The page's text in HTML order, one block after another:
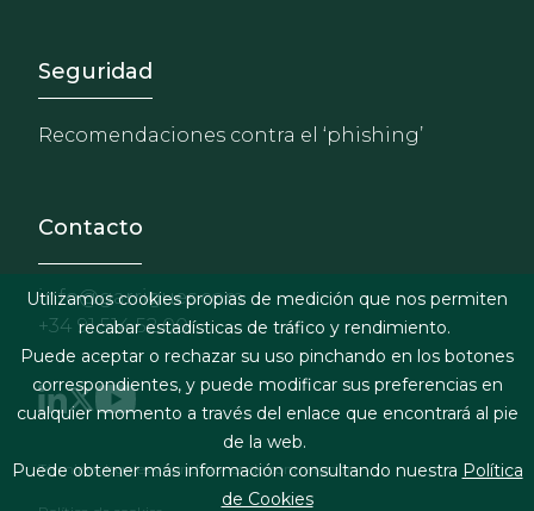
Footer - Extranet y
Seguridad
Recomendaciones contra el ‘phishing’
Contacto
info@garrigues.com
+34 91 514 52 00
Footer menu
Términos legales y condiciones de contratación
Utilizamos cookies propias de medición que nos permiten
recabar estadísticas de tráfico y rendimiento.
Puede aceptar o rechazar su uso pinchando en los botones
correspondientes, y puede modificar sus preferencias en
cualquier momento a través del enlace que encontrará al pie
de la web.
Puede obtener más información consultando nuestra Política
de Cookies